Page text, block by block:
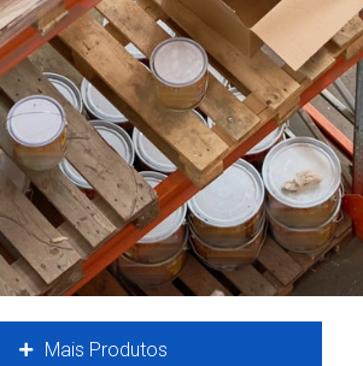
Mais Produtos